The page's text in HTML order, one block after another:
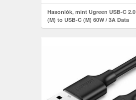
Hasonlók, mint Ugreen USB-C 2.0
(M) to USB-C (M) 60W / 3A Data
Cable Black 0.5m